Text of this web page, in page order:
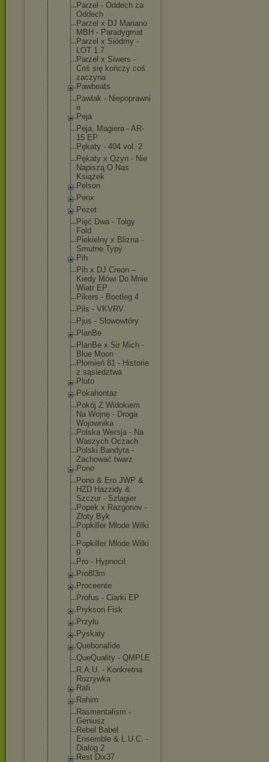
Parzel - Oddech za
Oddech
Parzel x DJ Mariano
MBH - Paradygmat
Parzel x Siódmy -
LOT 1.7
Parzel x Siwers -
Coś się kończy coś
zaczyna
Pawbeats
Pawlak - Niepoprawni
e
Peja
Peja, Magiera - AR-
15 EP
Pękaty - 404 vol. 2
Pękaty x Qzyn - Nie
Napiszą O Nas
Książek
Pelson
Penx
Pezet
Pięć Dwa - Tolgy
Fold
Piekielny x Blizna -
Smutne Typy
Pih
Pih x DJ Creon –
Kiedy Mówi Do Mnie
Wiatr EP
Pikers - Bootleg 4
Pils - VKVRV
Pjus - Słowowtóry
PlanBe
PlanBe x Sir Mich -
Blue Moon
Płomień 81 - Historie
z sąsiedztwa
Pluto
Pokahontaz
Pokój Z Widokiem
Na Wojnę - Droga
Wojownika
Polska Wersja - Na
Waszych Oczach
Polski Bandyta -
Zachować twarz
Pono
Pono & Ero JWP &
HZD Hazzidy &
Szczur - Szlagier
Popek x Razgonov -
Złoty Byk
Popkiller Młode Wilki
8
Popkiller Młode Wilki
9
Pro - Hypnocil
Pro8l3m
Proceente
Profus - Ciarki EP
Prykson Fisk
Przyłu
Pyskaty
Quebonafide
QueQuality - QMPLE
R.A.U. - Konkretna
Rozrywka
Rafi
Rahim
Rasmentalism -
Geniusz
Rebel Babel
Ensemble & L.U.C. -
Dialog 2
Rest Dix37